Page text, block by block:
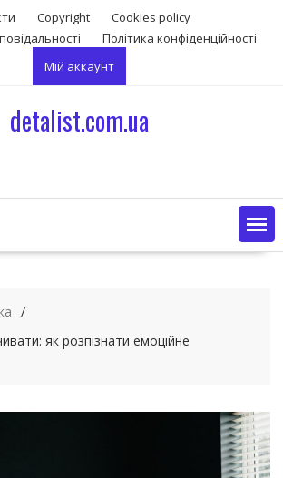
Copyright
Сookies policy
Політика конфіденційності
Мій аккаунт
detalist.com.ua
як розпізнати емоційне